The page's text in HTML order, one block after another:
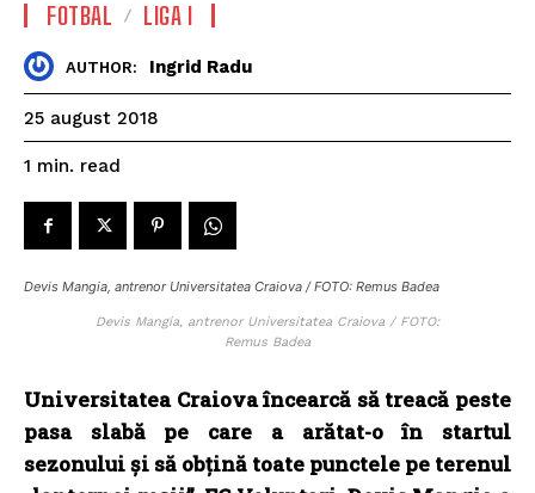
FOTBAL LIGA I
AUTHOR: Ingrid Radu
25 august 2018
1 min. read
Devis Mangia, antrenor Universitatea Craiova / FOTO: Remus Badea
Devis Mangia, antrenor Universitatea Craiova / FOTO:
Remus Badea
Universitatea Craiova încearcă să treacă peste
pasa slabă pe care a arătat-o în startul
sezonului și să obțină toate punctele pe terenul